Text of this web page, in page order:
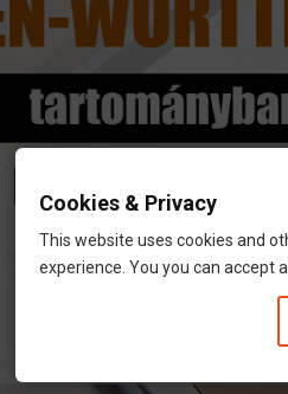
Cookies & Privacy
This website uses cookies and
experience. You you can accept